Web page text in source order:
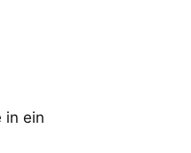
in ein